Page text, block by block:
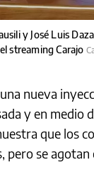
y José Luis
streaming Carajo
nueva
y en medio
que los
pero se agotan